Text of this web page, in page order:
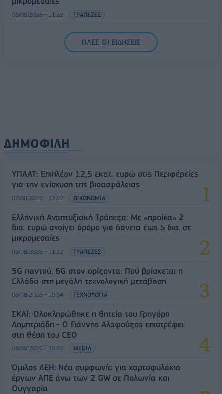
08/08/2026 - 11:22 ΤΡΑΠΕΖΕΣ
5G παντού, 6G στον ορίζοντα: Πού βρίσκεται η
Ελλάδα στη μεγάλη τεχνολογική μετάβαση
ΟΛΕΣ ΟΙ ΕΙΔΗΣΕΙΣ
ΔΗΜΟΦΙΛΗ
ΥΠΑΑΤ: Επιπλέον 12,5 εκατ. ευρώ στις Περιφέρειες
για την ενίσχυση της βιοασφάλειας
07/08/2026 - 17:02 ΟΙΚΟΝΟΜΙΑ
Ελληνική Αναπτυξιακή Τράπεζα: Με «προίκα» 2
δισ. ευρώ ανοίγει δρόμο για δάνεια έως 5 δισ. σε
μικρομεσαίες
08/08/2026 - 11:22 ΤΡΑΠΕΖΕΣ
5G παντού, 6G στον ορίζοντα: Πού βρίσκεται η
Ελλάδα στη μεγάλη τεχνολογική μετάβαση
08/08/2026 - 10:54 ΤΕΧΝΟΛΟΓΙΑ
ΣΚΑΪ: Ολοκληρώθηκε η θητεία του Γρηγόρη
Δημητριάδη - Ο Γιάννης Αλαφούζος επιστρέφει
στη θέση του CEO
08/08/2026 - 10:02 MEDIA
Όμιλος ΔΕΗ: Νέα συμφωνία για χαρτοφυλάκιο
έργων ΑΠΕ άνω των 2 GW σε Πολωνία και
Ουγγαρία